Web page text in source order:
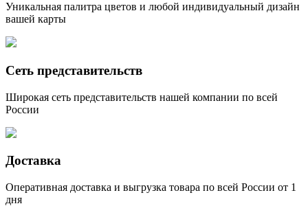
Уникальная палитра цветов и любой индивидуальный дизайн
вашей карты
Сеть представительств
Широкая сеть представительств нашей компании по всей
России
Доставка
Оперативная доставка и выгрузка товара по всей России от 1
дня